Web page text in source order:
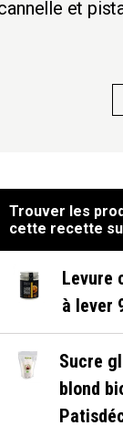
et
Trouver les
cette recette
Levure
à lever
Sucre
blond